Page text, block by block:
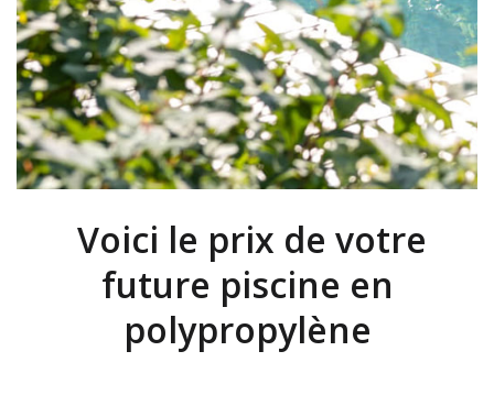
Voici le prix de votre
future piscine en
polypropylène